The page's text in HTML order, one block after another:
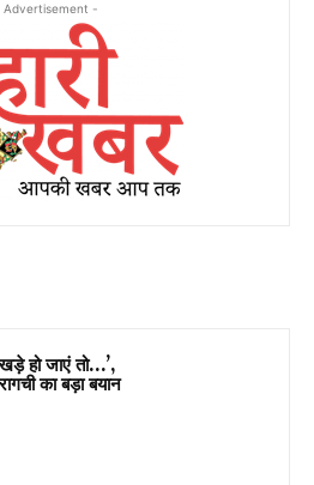
Advertisement -
हो जाएं तो…’,
का बड़ा बयान